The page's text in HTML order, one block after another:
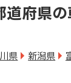
道府県
県 新潟県